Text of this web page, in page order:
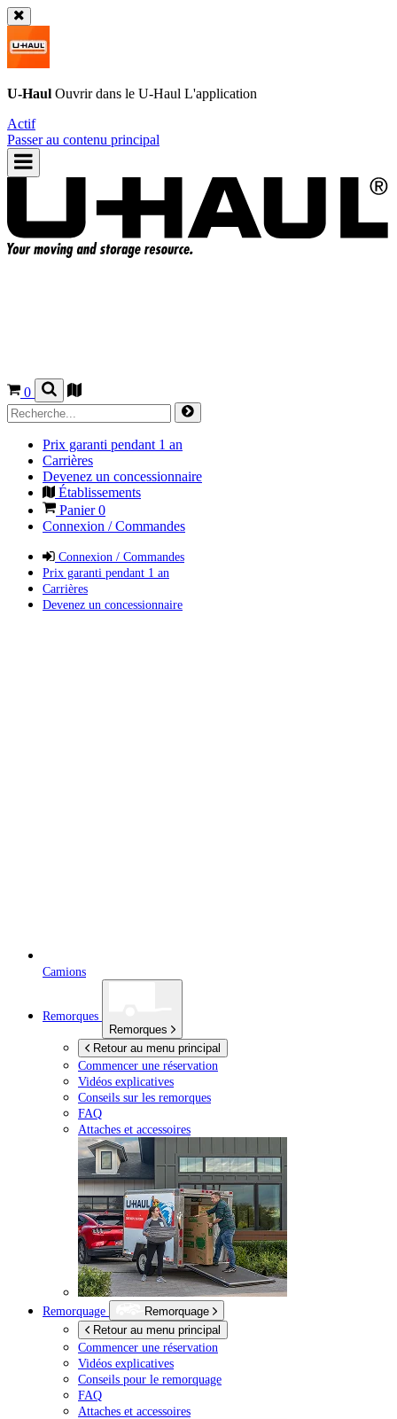
U-Haul Ouvrir dans le U-Haul L'application
Actif
Passer au contenu principal
0
Prix garanti pendant 1 an
Carrières
Devenez un concessionnaire
Établissements
Panier0
Connexion / Commandes
Connexion / Commandes
Prix garanti pendant 1 an
Carrières
Devenez un concessionnaire
Camions
Remorques
Remorques
Retour au menu principal
Commencer une réservation
Vidéos explicatives
Conseils sur les remorques
FAQ
Attaches et accessoires
Remorquage
Remorquage
Retour au menu principal
Commencer une réservation
Vidéos explicatives
Conseils pour le remorquage
FAQ
Attaches et accessoires